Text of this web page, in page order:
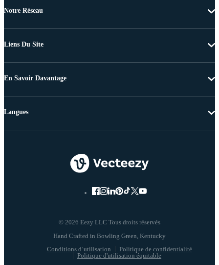
Notre Réseau
Liens Du Site
En Savoir Davantage
© 2026 Eezy LLC Tous droits réservés
Conditions d’utilisation
Politique de confidentialité
Politique d'utilisation équitable
Langues